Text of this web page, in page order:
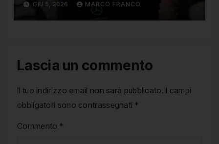
GIU 5, 2026 MARCO FRANCO
Lascia un commento
Il tuo indirizzo email non sarà pubblicato. I campi
obbligatori sono contrassegnati *
Commento *